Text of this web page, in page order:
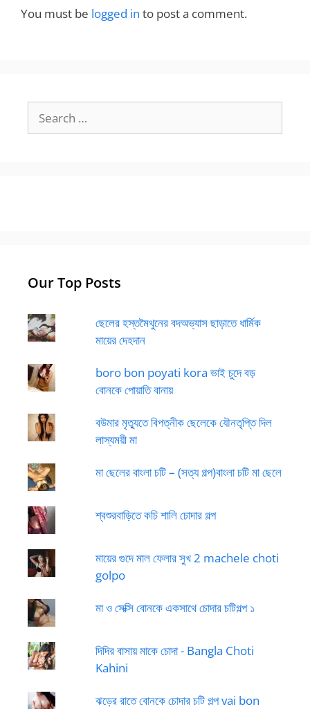
You must be logged in to post a comment.
for:
Our Top Posts
ছেলের হস্তমৈথুনের বদঅভ্যাস ছাড়াতে ধার্মিক
মায়ের দেহদান
boro bon poyati kora ভাই চুদে বড়
বোনকে পোয়াতি বানায়
বউমার মৃত্যুতে বিপত্নীক ছেলেকে যৌনতৃপ্তি দিল
লাস্যময়ী মা
মা ছেলের বাংলা চটি – (সত্য গল্প)বাংলা চটি মা ছেলে
শ্বশুরবাড়িতে কচি শালি চোদার গল্প
মায়ের গুদে মাল ফেলার সুখ 2 machele choti
golpo
মা ও সেক্সি বোনকে একসাথে চোদার চটিগল্প ১
দিদির বাসায় মাকে চোদা - Bangla Choti
Kahini
ঝড়ের রাতে বোনকে চোদার চটি গল্প vai bon